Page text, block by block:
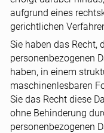
aufgrund eines
gerichtlichen
Sie haben das Recht,
personenbezogenen
haben, in einem
maschinenlesbaren
Sie das Recht diese
ohne Behinderung
personenbezogenen